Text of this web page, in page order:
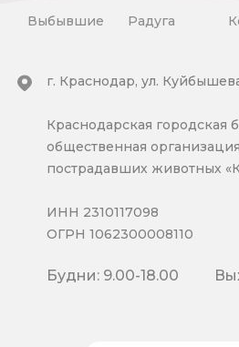
Выбывшие Радуга
г. Краснодар, ул.
Краснодарская городская
общественная
пострадавших животных
ИНН 2310117098
ОГРН 1062300008110
Будни: 9.00-18.00